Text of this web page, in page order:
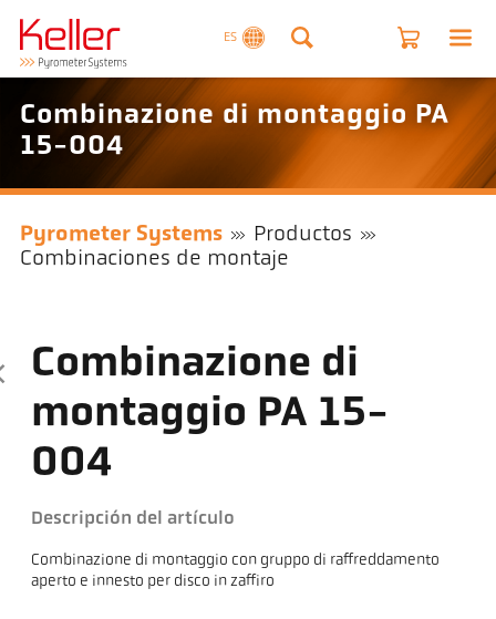
ES
Combinazione di montaggio PA
15-004
Pyrometer Systems
Productos
Combinaciones de montaje
Combinazione di
montaggio PA 15-
004
Descripción del artículo
Combinazione di montaggio con gruppo di raffreddamento
aperto e innesto per disco in zaffiro